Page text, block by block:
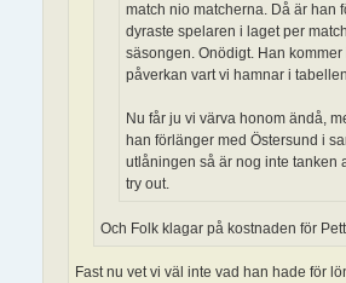
match nio matcherna. Då är han
dyraste spelaren i laget per
säsongen. Onödigt. Han
påverkan vart vi hamnar i
Nu får ju vi värva honom ändå,
han förlänger med Östersund i
utlåningen så är nog inte tanken
try out.
Och Folk klagar på kostnaden för
Fast nu vet vi väl inte vad han hade för